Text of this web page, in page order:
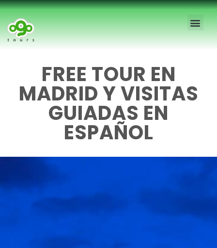
FREE TOUR EN
MADRID Y VISITAS
GUIADAS EN
ESPAÑOL